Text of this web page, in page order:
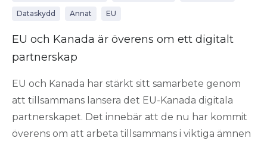
Dataskydd Annat EU
EU och Kanada är överens om ett digitalt
partnerskap
EU och Kanada har stärkt sitt samarbete genom
att tillsammans lansera det EU-Kanada digitala
partnerskapet. Det innebär att de nu har kommit
överens om att arbeta tillsammans i viktiga ämnen